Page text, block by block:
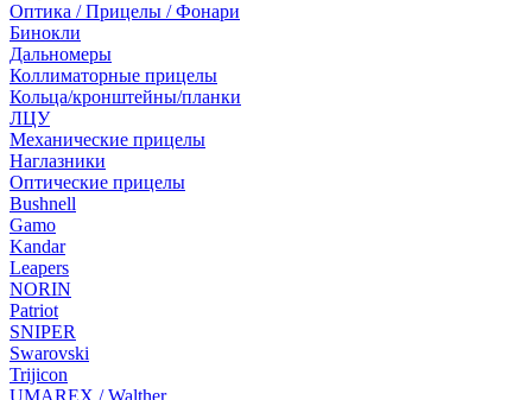
Оптика / Прицелы / Фонари
Бинокли
Дальномеры
Коллиматорные прицелы
Кольца/кронштейны/планки
ЛЦУ
Механические прицелы
Наглазники
Оптические прицелы
Bushnell
Gamo
Kandar
Leapers
NORIN
Patriot
SNIPER
Swarovski
Trijicon
UMAREX / Walther